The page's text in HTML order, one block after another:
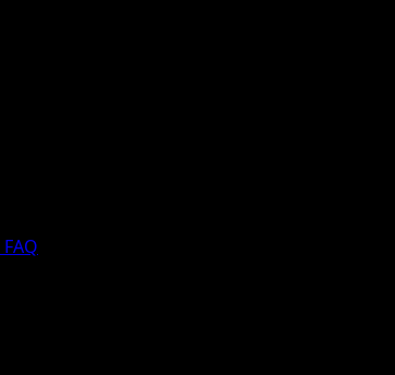
FAQ